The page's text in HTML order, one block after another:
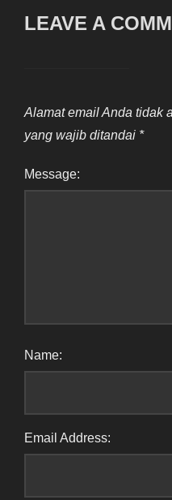
LEAVE A
Alamat email Anda tidak
yang wajib ditandai *
Message:
Name:
Email Address: